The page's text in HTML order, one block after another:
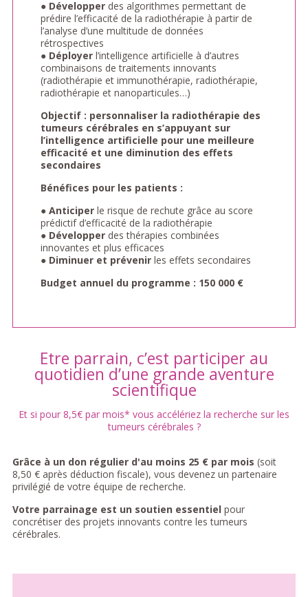
● Développerdes algorithmes permettant de
prédire l’efficacité de la radiothérapie à partir de
l’analyse d’une multitude de données
rétrospectives
● Déployerl’intelligence artificielle à d’autres
combinaisons de traitements innovants
(radiothérapie et immunothérapie, radiothérapie,
radiothérapie et nanoparticules…)
Objectif : personnaliser la radiothérapie des
tumeurs cérébrales en s’appuyant sur
l’intelligence artificielle pour une meilleure
efficacité et une diminution des effets
secondaires
Bénéfices pour les patients :
● Anticiperle risque de rechute grâce au score
prédictif d’efficacité de la radiothérapie
● Développerdes thérapies combinées
innovantes et plus efficaces
● Diminuer et prévenirles effets secondaires
Budget annuel du programme : 150 000 €
Etre parrain, c’est participer au
quotidien d’une grande aventure
scientifique
Et si pour 8,5€ par mois* vous accélériez la recherche sur les
tumeurs cérébrales ?
Grâce à un don régulier d'au moins 25 € par mois (soit
8,50 € après déduction fiscale), vous devenez un partenaire
privilégié de votre équipe de recherche.
Votre parrainage est un soutien essentiel pour
concrétiser des projets innovants contre les tumeurs
cérébrales.